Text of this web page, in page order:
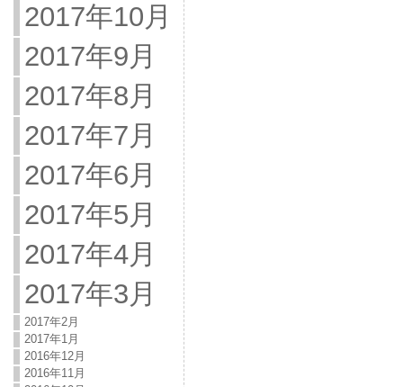
2017年10月
2017年9月
2017年8月
2017年7月
2017年6月
2017年5月
2017年4月
2017年3月
2017年2月
2017年1月
2016年12月
2016年11月